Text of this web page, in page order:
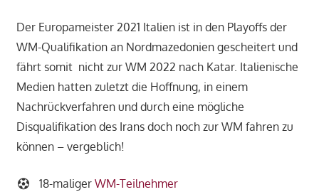
Der Europameister 2021 Italien ist in den Playoffs der
WM-Qualifikation an Nordmazedonien gescheitert und
fährt somit nicht zur WM 2022 nach Katar. Italienische
Medien hatten zuletzt die Hoffnung, in einem
Nachrückverfahren und durch eine mögliche
Disqualifikation des Irans doch noch zur WM fahren zu
können – vergeblich!
18-maliger WM-Teilnehmer